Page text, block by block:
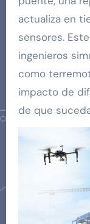
actualiza en
sensores.
ingenieros
como
impacto de
de que